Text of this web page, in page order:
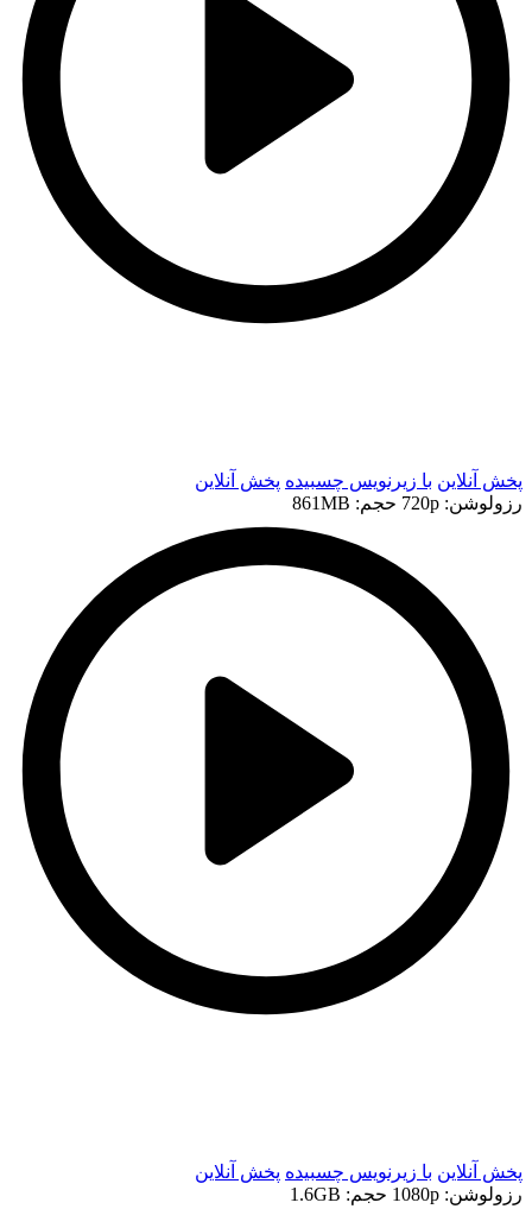
پخش آنلاین با زیرنویس چسبیده پخش آنلاین
رزولوشن: 720p
حجم: 861MB
پخش آنلاین با زیرنویس چسبیده پخش آنلاین
رزولوشن: 1080p
حجم: 1.6GB